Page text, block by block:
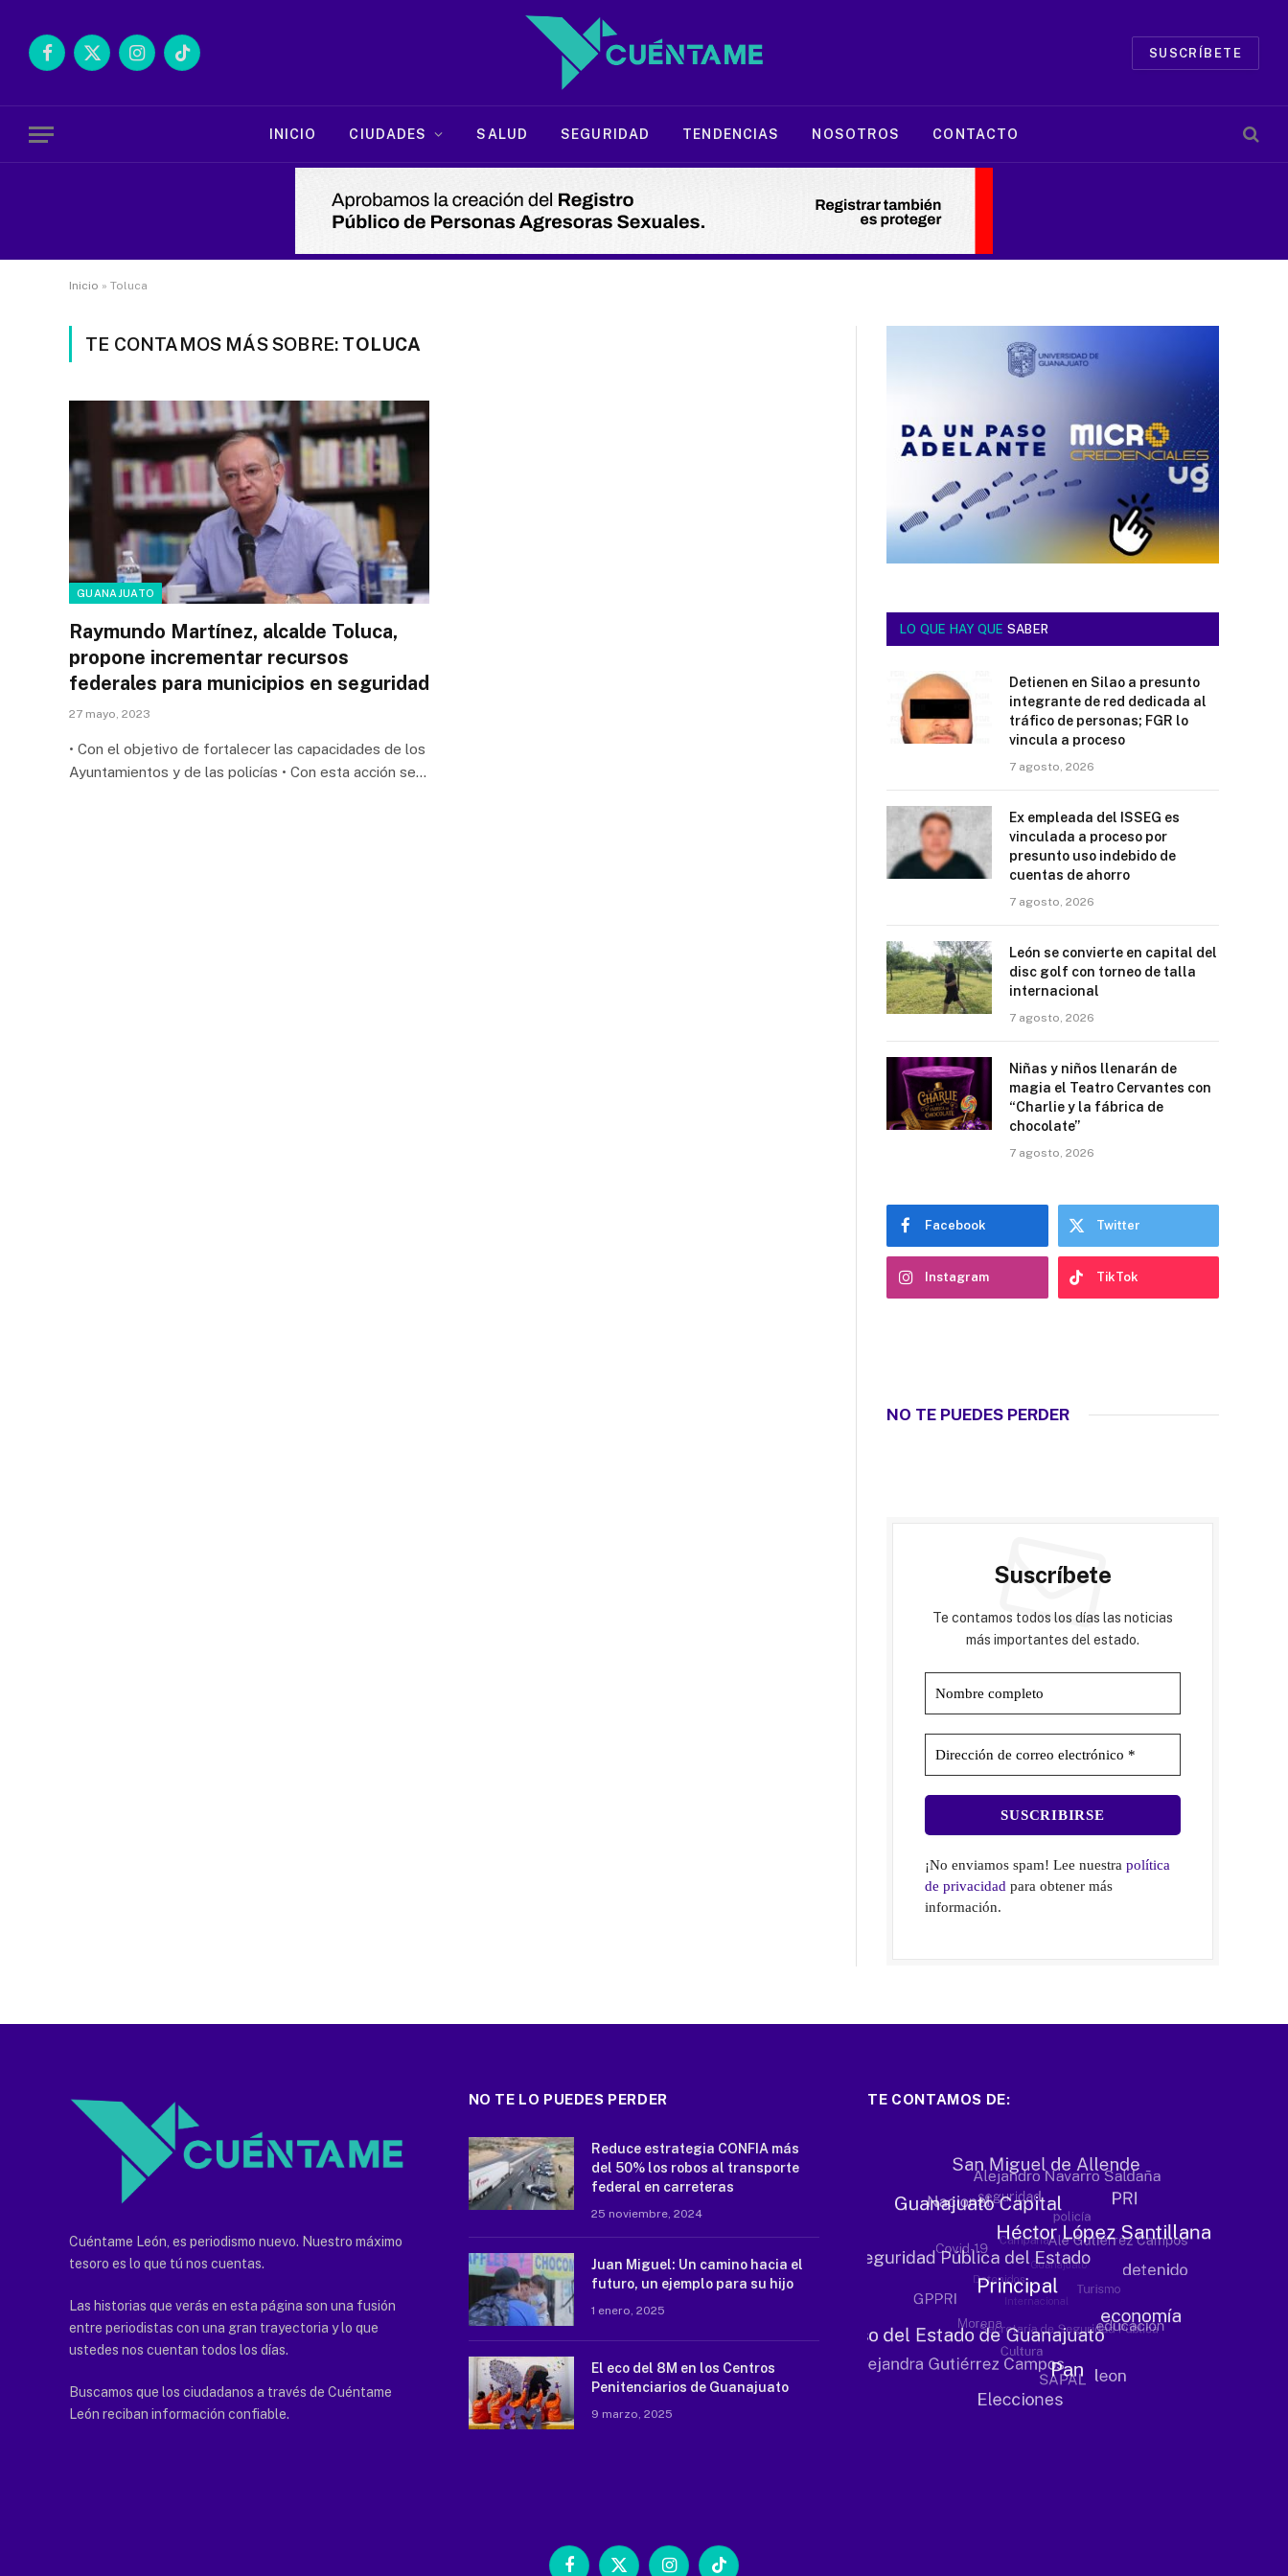
Facebook
X
InstagramTikTok
SUSCRÍBETE
INICIO CIUDADES SALUD SEGURIDAD TENDENCIAS NOSOTROS CONTACTO
Inicio » Toluca
TE CONTAMOS MÁS SOBRE: TOLUCA
GUANAJUATO
Raymundo Martínez, alcalde Toluca,
propone incrementar recursos
federales para municipios en seguridad
27 mayo, 2023
• Con el objetivo de fortalecer las capacidades de los
Ayuntamientos y de las policías • Con esta acción se…
LO QUE HAY QUE SABER
Detienen en Silao a presunto
integrante de red dedicada al
tráfico de personas; FGR lo
vincula a proceso
7 agosto, 2026
Ex empleada del ISSEG es
vinculada a proceso por
presunto uso indebido de
cuentas de ahorro
7 agosto, 2026
León se convierte en capital del
disc golf con torneo de talla
internacional
7 agosto, 2026
Niñas y niños llenarán de
magia el Teatro Cervantes con
“Charlie y la fábrica de
chocolate”
7 agosto, 2026
Facebook Twitter
Instagram TikTok
NO TE PUEDES PERDER
Suscríbete
Te contamos todos los días las noticias
más importantes del estado.
¡No enviamos spam! Lee nuestrapolítica
de privacidad para obtener más
información.
Cuéntame León, es periodismo nuevo. Nuestro máximo
tesoro es lo que tú nos cuentas.
Las historias que verás en esta página son una fusión
entre periodistas con una gran trayectoria y lo que
ustedes nos cuentan todos los días.
Buscamos que los ciudadanos a través de Cuéntame
León reciban información confiable.
NO TE LO PUEDES PERDER
Reduce estrategia CONFIA más
del 50% los robos al transporte
federal en carreteras
25 noviembre, 2024
Juan Miguel: Un camino hacia el
futuro, un ejemplo para su hijo
1 enero, 2025
El eco del 8M en los Centros
Penitenciarios de Guanajuato
9 marzo, 2025
TE CONTAMOS DE:
Facebook
X InstagramTikTok